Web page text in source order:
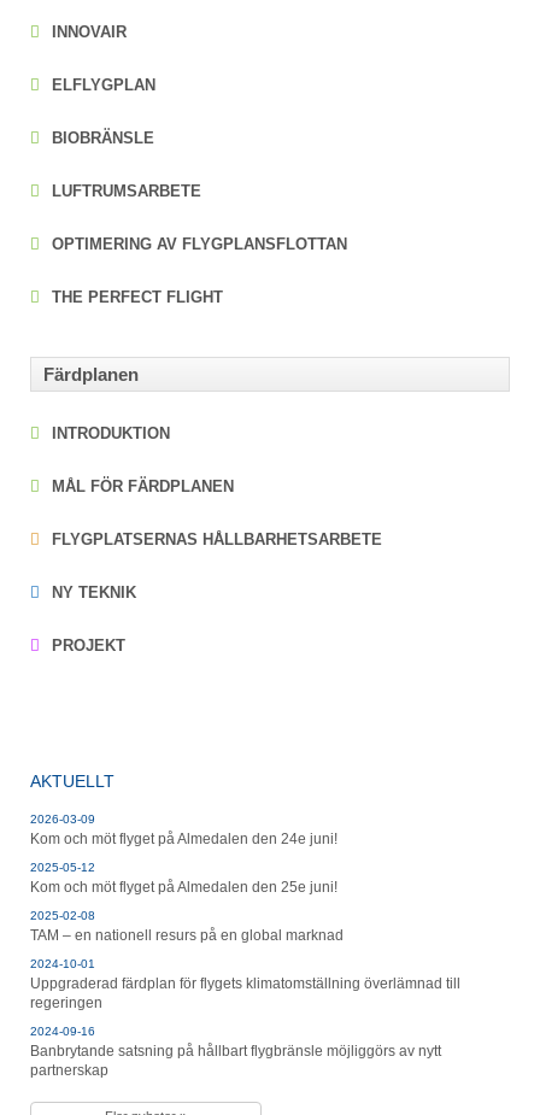
INNOVAIR
ELFLYGPLAN
BIOBRÄNSLE
LUFTRUMSARBETE
OPTIMERING AV FLYGPLANSFLOTTAN
THE PERFECT FLIGHT
Färdplanen
INTRODUKTION
MÅL FÖR FÄRDPLANEN
FLYGPLATSERNAS HÅLLBARHETSARBETE
NY TEKNIK
PROJEKT
AKTUELLT
2026-03-09
Kom och möt flyget på Almedalen den 24e juni!
2025-05-12
Kom och möt flyget på Almedalen den 25e juni!
2025-02-08
TAM – en nationell resurs på en global marknad
2024-10-01
Uppgraderad färdplan för flygets klimatomställning överlämnad till
regeringen
2024-09-16
Banbrytande satsning på hållbart flygbränsle möjliggörs av nytt
partnerskap